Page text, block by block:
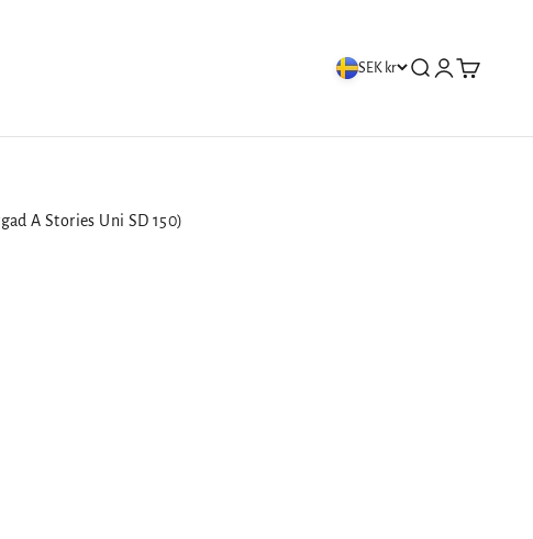
SEK kr Öppna sök
ÖppnaÖppna
A Stories Uni SD 150)